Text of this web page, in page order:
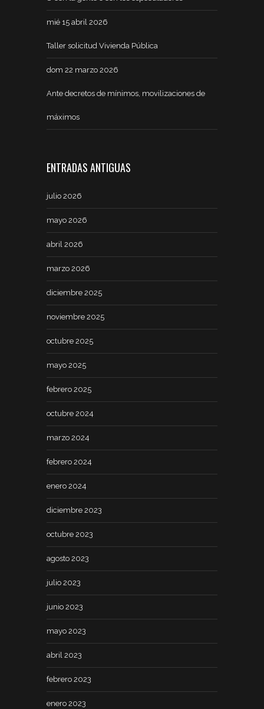
mié 15 abril 2026
Taller solicitud Vivienda Pública
dom 22 marzo 2026
Ante decretos de mínimos, movilizaciones de
máximos
ENTRADAS ANTIGUAS
julio 2026
mayo 2026
abril 2026
marzo 2026
diciembre 2025
noviembre 2025
octubre 2025
mayo 2025
febrero 2025
octubre 2024
marzo 2024
febrero 2024
enero 2024
diciembre 2023
octubre 2023
agosto 2023
julio 2023
junio 2023
mayo 2023
abril 2023
febrero 2023
enero 2023